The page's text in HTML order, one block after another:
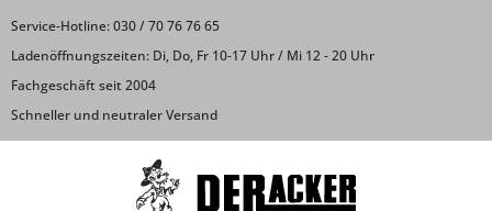
Service-Hotline: 030 / 70 76 76 65
Ladenöffnungszeiten: Di, Do, Fr 10-17 Uhr / Mi 12 - 20 Uhr
Fachgeschäft seit 2004
Schneller und neutraler Versand